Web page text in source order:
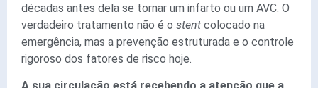
décadas antes dela se tornar um infarto ou um AVC. O
verdadeiro tratamento não é o stent colocado na
emergência, mas a prevenção estruturada e o controle
rigoroso dos fatores de risco hoje.